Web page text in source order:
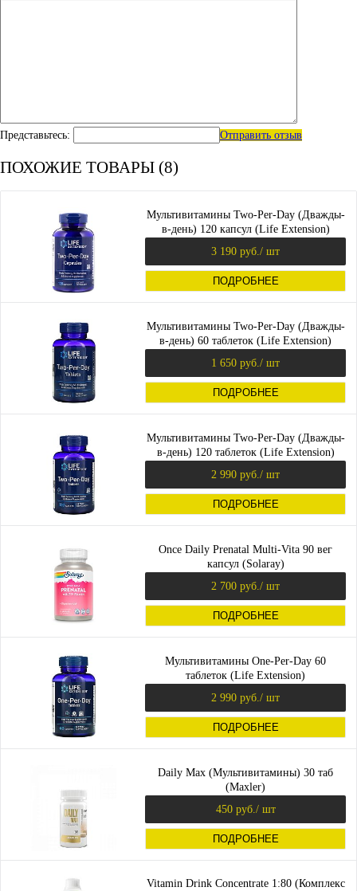
Представьтесь: Отправить отзыв
ПОХОЖИЕ ТОВАРЫ (8)
Мультивитамины Two-Per-Day (Дважды-
в-день) 120 капсул (Life Extension)
3 190 руб. / шт
ПОДРОБНЕЕ
Мультивитамины Two-Per-Day (Дважды-
в-день) 60 таблеток (Life Extension)
1 650 руб. / шт
ПОДРОБНЕЕ
Мультивитамины Two-Per-Day (Дважды-
в-день) 120 таблеток (Life Extension)
2 990 руб. / шт
ПОДРОБНЕЕ
Once Daily Prenatal Multi-Vita 90 вег
капсул (Solaray)
2 700 руб. / шт
ПОДРОБНЕЕ
Мультивитамины One-Per-Day 60
таблеток (Life Extension)
2 990 руб. / шт
ПОДРОБНЕЕ
Daily Max (Мультивитамины) 30 таб
(Maxler)
450 руб. / шт
ПОДРОБНЕЕ
Vitamin Drink Concentrate 1:80 (Комплекс